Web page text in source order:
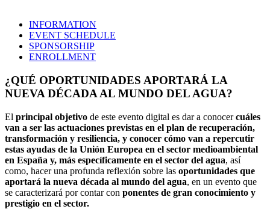
INFORMATION
EVENT SCHEDULE
SPONSORSHIP
ENROLLMENT
¿QUÉ OPORTUNIDADES APORTARÁ LA
NUEVA DÉCADA AL MUNDO DEL AGUA?
El principal objetivo de este evento digital es dar a conocercuáles
van a ser las actuaciones previstas en el plan de recuperación,
transformación y resiliencia, y conocer cómo van a repercutir
estas ayudas de la Unión Europea en el sector medioambiental
en España y, más específicamente en el sector del agua, así
como, hacer una profunda reflexión sobre las oportunidades que
aportará la nueva década al mundo del agua, en un evento que
se caracterizará por contar con ponentes de gran conocimiento y
prestigio en el sector.